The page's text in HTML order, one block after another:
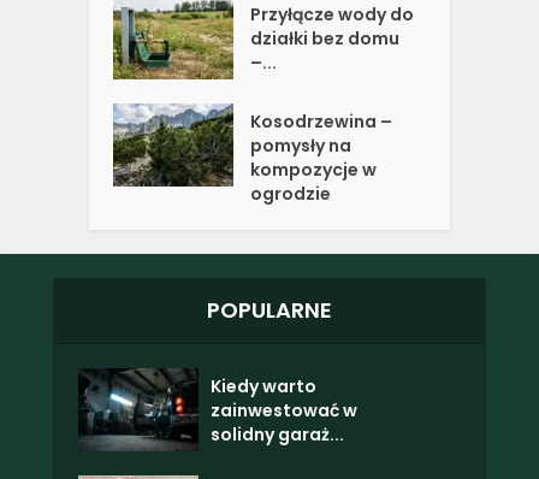
Przyłącze wody do
działki bez domu
–...
Kosodrzewina –
pomysły na
kompozycje w
ogrodzie
POPULARNE
Kiedy warto
zainwestować w
solidny garaż...